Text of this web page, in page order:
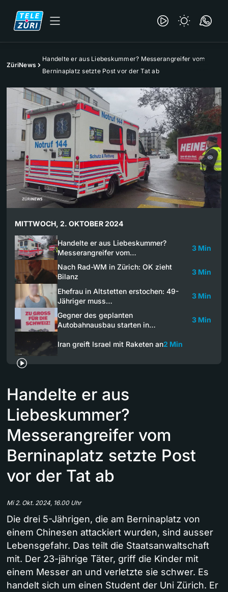
ZüriNews
Handelte er aus Liebeskummer? Messerangreifer vom
Berninaplatz setzte Post vor der Tat ab
MITTWOCH, 2. OKTOBER 2024
Handelte er aus Liebeskummer?
Messerangreifer vom…
3 Min
Nach Rad-WM in Zürich: OK zieht
Bilanz
3 Min
Ehefrau in Altstetten erstochen: 49-
Jähriger muss…
3 Min
Gegner des geplanten
Autobahnausbau starten in…
3 Min
Iran greift Israel mit Raketen an2 Min
Handelte er aus
Liebeskummer?
Messerangreifer vom
Berninaplatz setzte Post
vor der Tat ab
Mi 2. Okt. 2024, 16.00 Uhr
Die drei 5-Jährigen, die am Berninaplatz von
einem Chinesen attackiert wurden, sind ausser
Lebensgefahr. Das teilt die Staatsanwaltschaft
mit. Der 23-jährige Täter, griff die Kinder mit
einem Messer an und verletzte sie schwer. Es
handelt sich um einen Student der Uni Zürich. Er